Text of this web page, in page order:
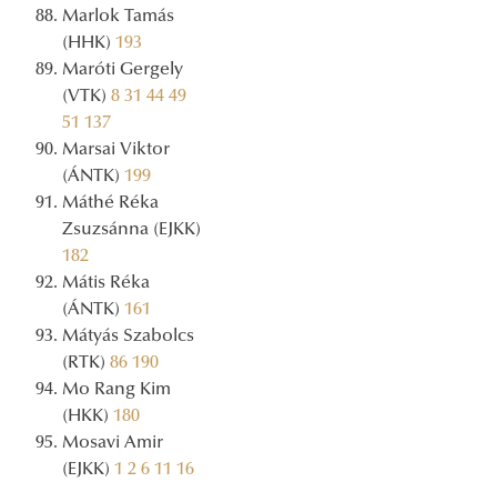
Marlok Tamás
(HHK) 193
Maróti Gergely
(VTK) 8 31 44 49
51 137
Marsai Viktor
(ÁNTK) 199
Máthé Réka
Zsuzsánna (EJKK)
182
Mátis Réka
(ÁNTK) 161
Mátyás Szabolcs
(RTK) 86 190
Mo Rang Kim
(HKK) 180
Mosavi Amir
(EJKK) 1 2 6 11 16